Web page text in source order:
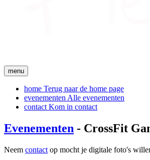
menu
home Terug naar de home page
evenementen Alle evenementen
contact Kom in contact
Evenementen - CrossFit
Neem contact op mocht je digitale foto's